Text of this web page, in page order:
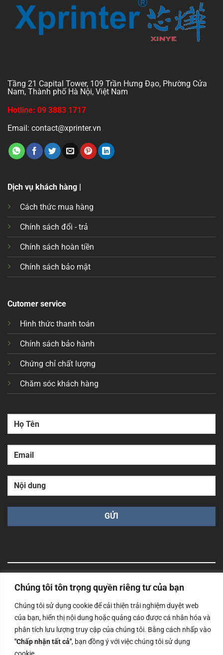
Chúng tôi tôn trọng quyền riêng tư của bạn
Chúng tôi sử dụng cookie để cải thiện trải nghiệm duyệt web
của bạn, hiển thị nội dung hoặc quảng cáo được cá nhân hóa và
phân tích lưu lượng truy cập của chúng tôi. Bằng cách nhấp vào
"Chấp nhận tất cả", bạn đồng ý với việc chúng tôi sử dụng
cookie.
Tầng 21 Capital Tower, 109 Trần Hưng Đạo, Phường Cửa
Nam, Thành phố Hà Nội, Việt Nam
Hotline: 09 3883 1717
Email: contact@xprinter.vn
Dịch vụ khách hàng |
Cách thức mua hàng
Chính sách đổi - trả
Chính sách hoàn tiền
Chính sách bảo mật
Cutomer service
Hình thức thanh toán
Chính sách bảo hành
Chứng chỉ chất lượng
Chăm sóc khách hàng
Công ty TNHH Nam Bình Xương - Số ĐKKD: 0108783483
cấp ngày 14/06/2019 bởi Sở Kế Hoạch và Đầu Tư Tp. Hà
Nội
Copyrights @2023 Nam Binh Xuong. All Rights Reserved